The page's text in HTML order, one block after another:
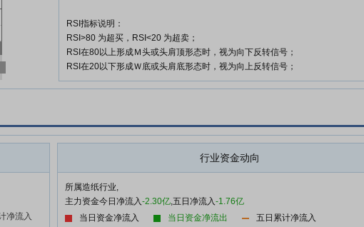
RSI指标说明：
RSI>80 为超买，RSI<20 为超卖；
RSI在80以上形成Ｍ头或头肩顶形态时，视为向下反转信号；
RSI在20以下形成Ｗ底或头肩底形态时，视为向上反转信号；
行业资金动向
所属造纸行业,
主力资金今日净流入-2.30亿,五日净流入-1.76亿
当日资金净流入
当日资金净流出 五日累计净流入